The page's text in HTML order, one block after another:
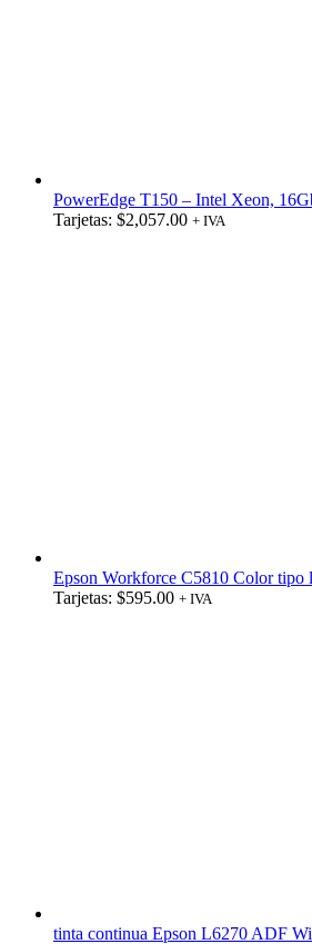
PowerEdge T150 – Intel Xeon,
Tarjetas: $2,057.00 + IVA
Epson Workforce C5810 Color tipo
Tarjetas: $595.00 + IVA
tinta continua Epson L6270 ADF